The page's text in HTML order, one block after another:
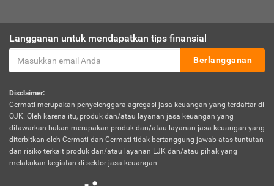
Langganan untuk mendapatkan tips finansial
Berlangganan
Disclaimer:
Cermati merupakan penyelenggara agregasi jasa keuangan yang terdaftar di
OJK. Oleh karena itu, produk dan/atau layanan jasa keuangan yang
ditawarkan bukan merupakan produk dan/atau layanan jasa keuangan yang
diterbitkan oleh Cermati dan Cermati tidak bertanggung jawab atas tuntutan
dan risiko terkait produk dan/atau layanan LJK dan/atau pihak yang
melakukan kegiatan di sektor jasa keuangan.